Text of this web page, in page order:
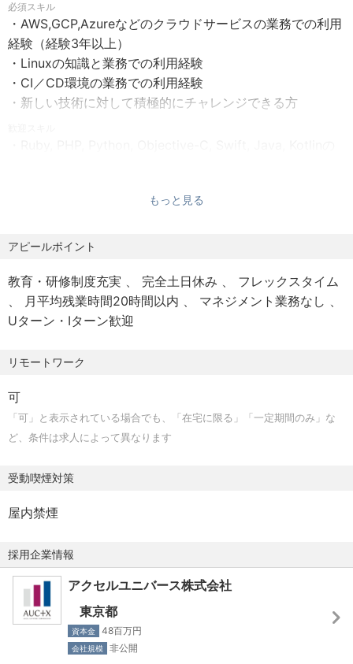
【提供サービス例】
・ITコンサルティング
・新規Webサービス／スマホアプリの構築
・クラウド構築・運用支援
・システム保守・運用
ス・セキュリティを高める役割を担っていただきます。
【業務内容】
・クラウド（AWS/GCP/Azure）環境でのシステム設計・
構築・運用
化・監視強化
・インフラ／アプリケーションのパフォーマンスチューニ
ング
・障害対応と再発防止策の設計・実施
・セキュリティ強化施策の立案・実装
【キャリアパス】
や強みに応じて、柔軟に領域を広げられます。
■SREスペシャリスト：信頼性・パフォーマンスに特化し
た技術専門家
■クラウドアーキテクト：最適なクラウド構成・アーキテ
クチャ設計をリード
39歳男性（入社11年目）1,012万円
46歳男性（入社5年目） 1,510万円
年収備考：年収には⽉30時間分の固定残業代を含む
保険加入：健康保険（関東ITソフトウェア健康保険組
合）、厚⽣年⾦、労災保険、雇⽤保険
必須スキル
・AWS,GCP,Azureなどのクラウドサービスの業務での利用
経験（経験3年以上）
・Linuxの知識と業務での利用経験
・CI／CD環境の業務での利用経験
・新しい技術に対して積極的にチャレンジできる方
・より良くなるために、変化を求め、変化を好み、変化で
きる人
・自分の高みを目指してどんどん挑戦する人
・お客様とチーム一丸となってプロジェクトを進める人
もっと見る
アピールポイント
教育・研修制度充実 完全土日休み
フレックスタイム
月平均残業時間20時間以内
マネジメント業務なし
Uターン・Iターン歓迎
リモートワーク
可
「可」と表示されている場合でも、「在宅に限る」「一定期間のみ」な
ど、条件は求人によって異なります
受動喫煙対策
屋内禁煙
採用企業情報
アクセルユニバース株式会社
東京都
資本金 48百万円
会社規模 非公開